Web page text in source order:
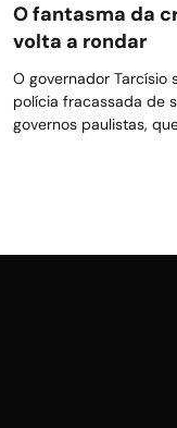
O fantasma da
volta a rondar
O governador Tarcísio
polícia fracassada de
governos paulistas,